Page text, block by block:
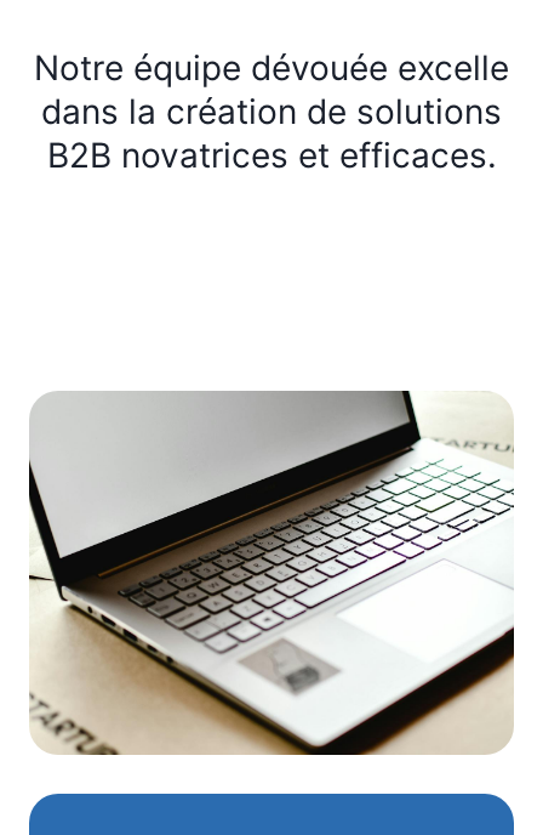
Notre équipe dévouée excelle
dans la création de solutions
B2B novatrices et efficaces.